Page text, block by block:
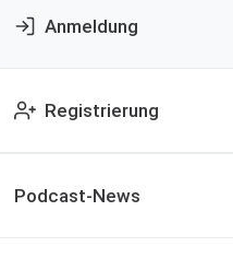
Anmeldung
Registrierung
Podcast-News